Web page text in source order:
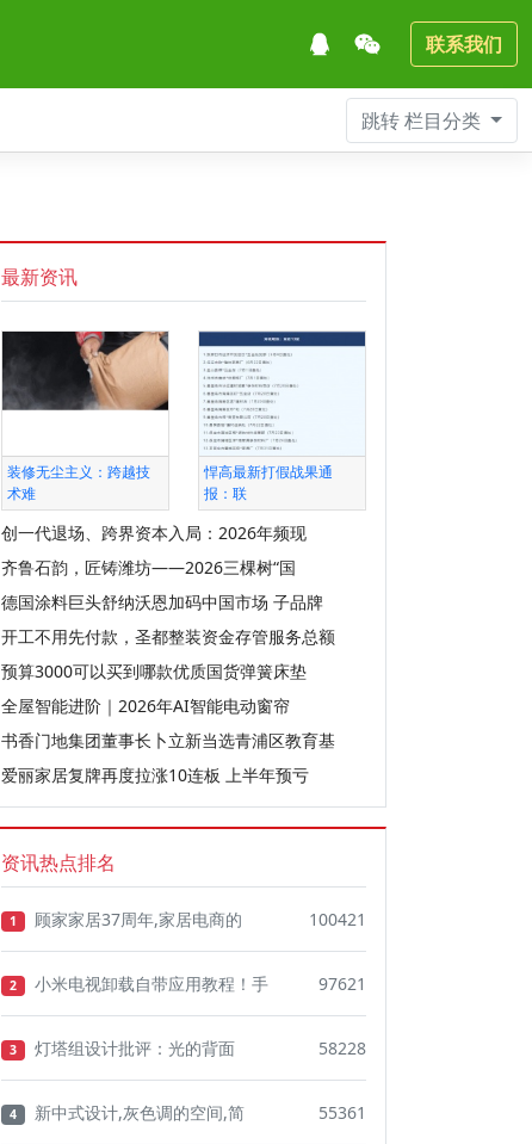
联系我们
跳转栏目分类
最新资讯
装修无尘主义：跨越技
术难
悍高最新打假战果通
报：联
创一代退场、跨界资本入局：2026年频现
齐鲁石韵，匠铸潍坊——2026三棵树“国
德国涂料巨头舒纳沃恩加码中国市场 子品牌
开工不用先付款，圣都整装资金存管服务总额
预算3000可以买到哪款优质国货弹簧床垫
全屋智能进阶｜2026年AI智能电动窗帘
书香门地集团董事长卜立新当选青浦区教育基
爱丽家居复牌再度拉涨10连板 上半年预亏
资讯热点排名
1 顾家家居37周年,家居电商的 100421
2 小米电视卸载自带应用教程！手 97621
3 灯塔组设计批评：光的背面 58228
4 新中式设计,灰色调的空间,简 55361